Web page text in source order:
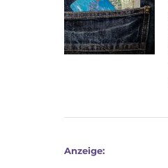
Anzeige: